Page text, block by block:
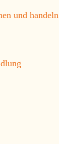
und handeln